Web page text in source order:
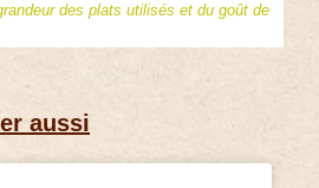
des plats utilisés et du goût de
aussi